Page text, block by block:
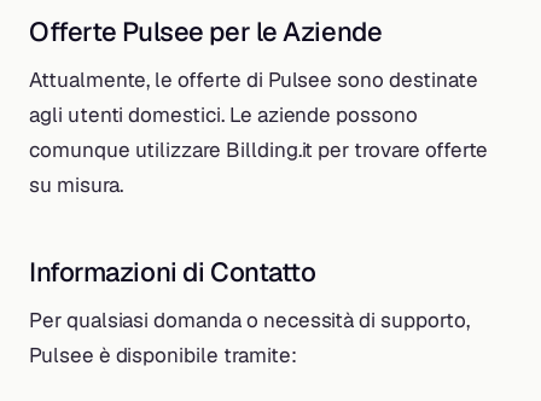
Offerte Pulsee per le Aziende
Attualmente, le offerte di Pulsee sono destinate
agli utenti domestici. Le aziende possono
comunque utilizzare Billding.it per trovare offerte
su misura.
Informazioni di Contatto
Per qualsiasi domanda o necessità di supporto,
Pulsee è disponibile tramite: